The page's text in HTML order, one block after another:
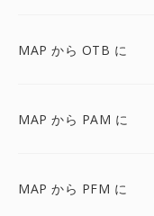
MAP から OTB に
MAP から PAM に
MAP から PFM に